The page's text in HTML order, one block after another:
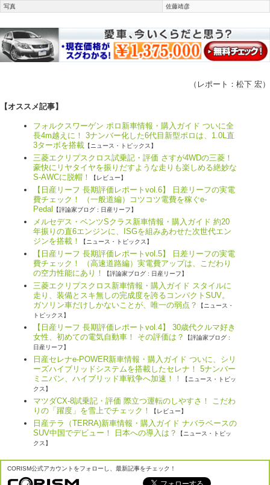
写真
佐藤靖彦
（レポート： 松下 宏）
【オススメ記事】
フォルクスワーゲン ポロ新車情報・購入ガイド ついに全
長4m越えに！ 3ナンバー化した6代目新型ポロは、1.0L直
3ターボを搭載 【ニュース・トピックス】
三菱エクリプスクロス試乗記・評価 さすが4WDの三菱！
豪快にリヤタイヤを振りだすような走りも楽しめる絶妙な
S-AWCに脱帽！
【レビュー】
【日産リーフ 長期評価レポートvol.6】 日差リーフの実電
費チェック！ （一般道編）コツコツ電費を稼ぐe-
Pedal
【評論家ブログ : 日産リーフ】
メルセデス・ベンツSクラス新車情報・購入ガイド 約20
年振りの直6エンジンに、ISGを組みあわせた次世代エン
ジンを搭載！
【ニュース・トピックス】
【日産リーフ 長期評価レポートvol.5】 日差リーフの実電
費チェック！ （高速道路編）実電費アップは、こだわり
の空力性能にあり！
【評論家ブログ : 日産リーフ】
三菱エクリプスクロス新車情報・購入ガイド スタイルに
走り、装備とスキ無しの完成度を誇るコンパクトSUV。
ガソリン車だけしかないことが、唯一の弱点？
【ニュース・
トピックス】
【日産リーフ 長期評価レポートvol.4】 30歳代クルマ好き
女性、初めての電気自動車！ その評価は？
【評論家ブログ :
日産リーフ】
日産セレナe-POWER新車情報・購入ガイド ついに、シリ
ーズハイブリッドシステムを搭載したセレナ！ 5ナンバー
ミニバン、ハイブリッド車戦争へ加速！！
【ニュース・トピッ
クス】
マツダCX-8試乗記・評価 際立つ運転のしやすさ！ こだわ
りの「躍度」を雪上でチェック！
【レビュー】
日産テラ（TERRA)新車情報・購入ガイド ナバラベースの
SUV中国でデビュー！ 日本への導入は？
【ニュース・トピッ
クス】
CORISM公式アカウントをフォローし、最新記事をチェック！